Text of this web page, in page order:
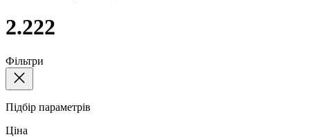
2.222
Фільтри
Підбір параметрів
Ціна